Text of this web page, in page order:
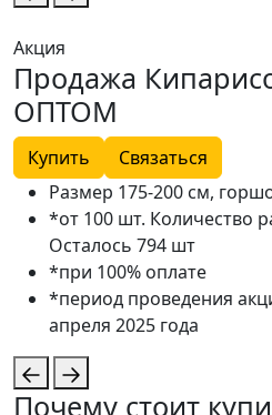
Акция
Продажа
ОПТОМ
Купить
Связаться
Размер 175-200 см,
*от 100 шт. Количество
Осталось 794 шт
*при 100% оплате
*период проведения
апреля 2025 года
Почему стоит